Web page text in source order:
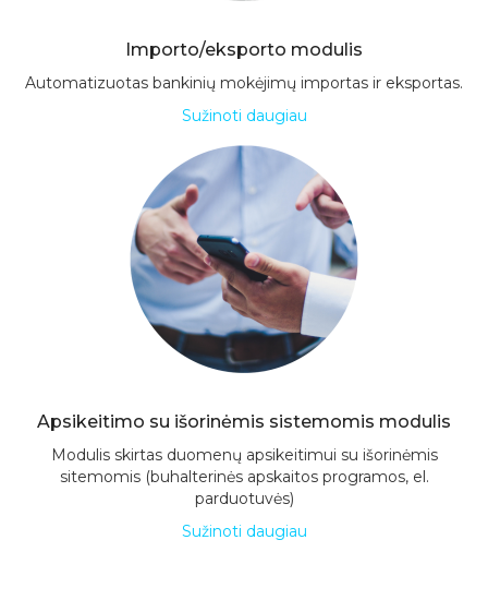
Importo/eksporto modulis
Automatizuotas bankinių mokėjimų importas ir eksportas.
Sužinoti daugiau
Apsikeitimo su išorinėmis sistemomis modulis
Modulis skirtas duomenų apsikeitimui su išorinėmis
sitemomis (buhalterinės apskaitos programos, el.
parduotuvės)
Sužinoti daugiau